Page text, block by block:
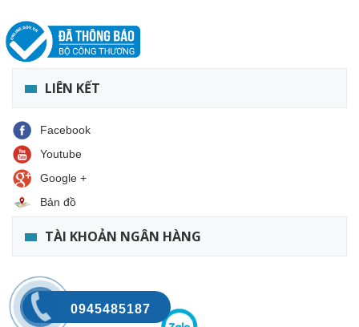
LIÊN KẾT
Facebook
Youtube
Google +
Bản đồ
TÀI KHOẢN NGÂN HÀNG
0945485187